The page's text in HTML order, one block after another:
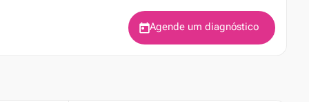
Agende um diagnóstico